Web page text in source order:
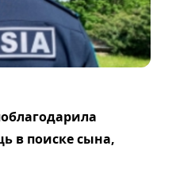
в поиске сына,